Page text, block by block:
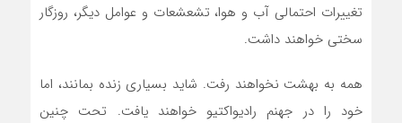
تغییرات احتمالی آب و هوا، تشعشعات و عوامل دیگر، روزگار
سختی خواهند داشت.
همه به بهشت نخواهند رفت. شاید بسیاری زنده بمانند، اما
خود را در جهنم رادیواکتیو خواهند یافت. تحت چنین